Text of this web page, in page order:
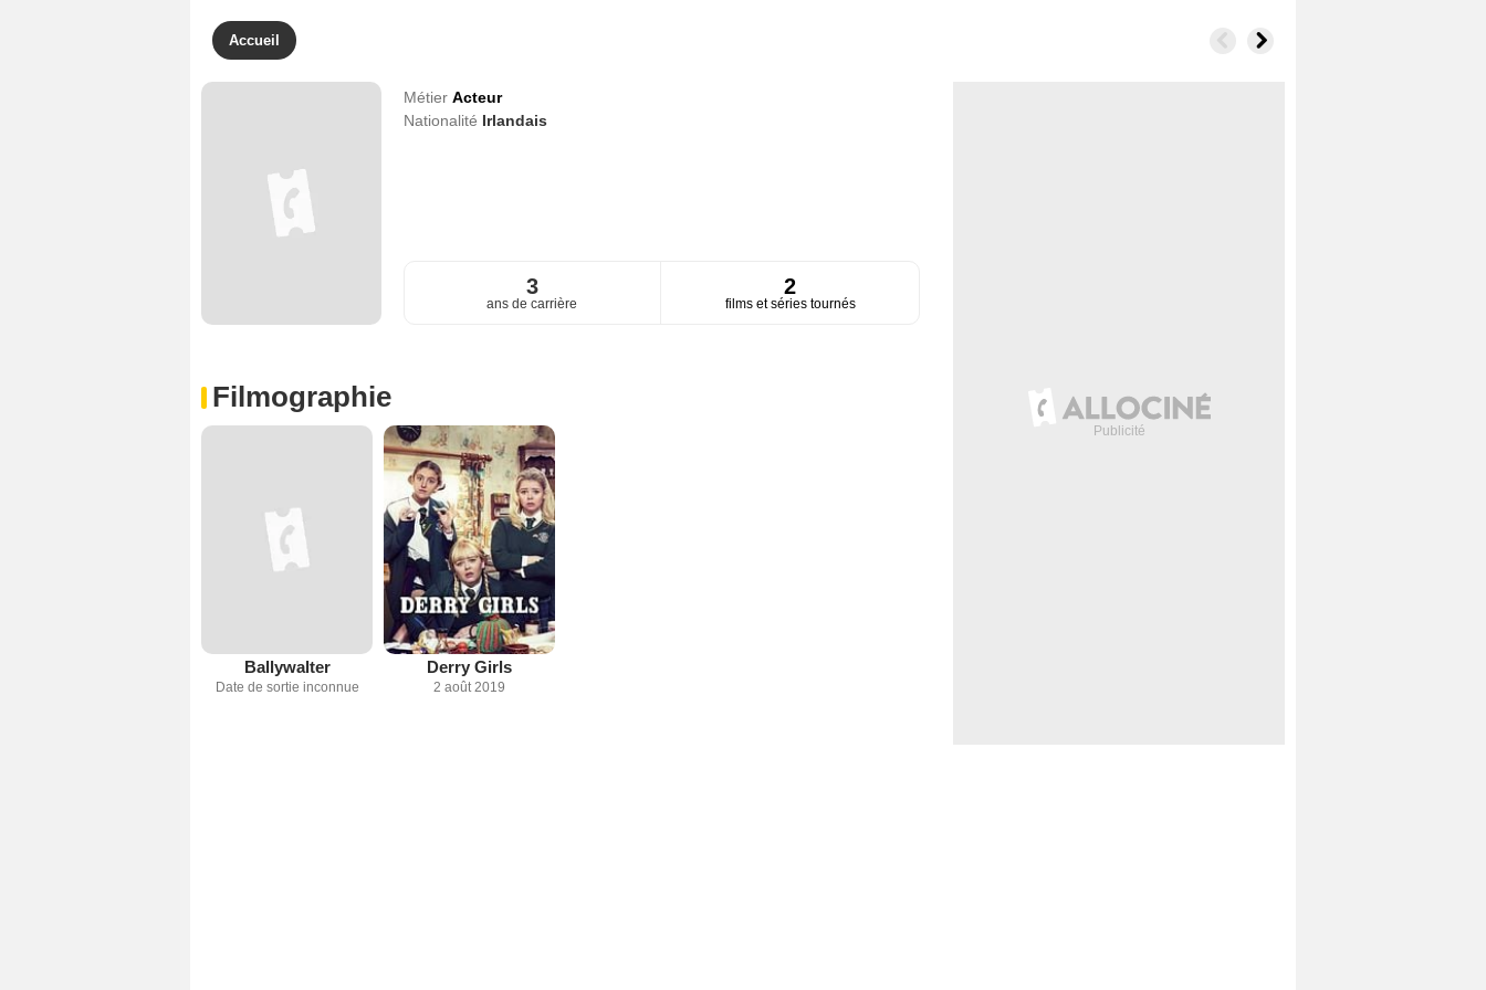
Accueil
Métier Acteur
Nationalité Irlandais
3
ans de carrière
2
films et séries tournés
Filmographie
Ballywalter
Date de sortie inconnue
Derry Girls
2 août 2019